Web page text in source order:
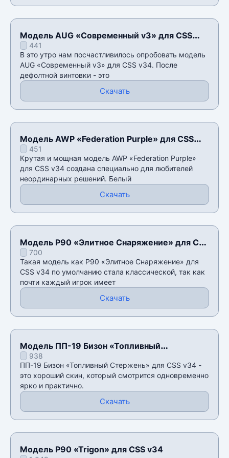
Модель AUG «Современный v3» для CSS
v34441
В это утро нам посчастливилось опробовать модель
AUG «Современный v3» для CSS v34. После
дефолтной винтовки - это
Скачать
Модель AWP «Federation Purple» для CSS
v34451
Крутая и мощная модель AWP «Federation Purple»
для CSS v34 создана специально для любителей
неординарных решений. Белый
Скачать
Модель P90 «Элитное Снаряжение» для CSS
v34700
Такая модель как P90 «Элитное Снаряжение» для
CSS v34 по умолчанию стала классической, так как
почти каждый игрок имеет
Скачать
Модель ПП-19 Бизон «Топливный
Стержень» для CSS v34
938
ПП-19 Бизон «Топливный Стержень» для CSS v34 -
это хороший скин, который смотрится одновременно
ярко и практично.
Скачать
Модель P90 «Trigon» для CSS v34